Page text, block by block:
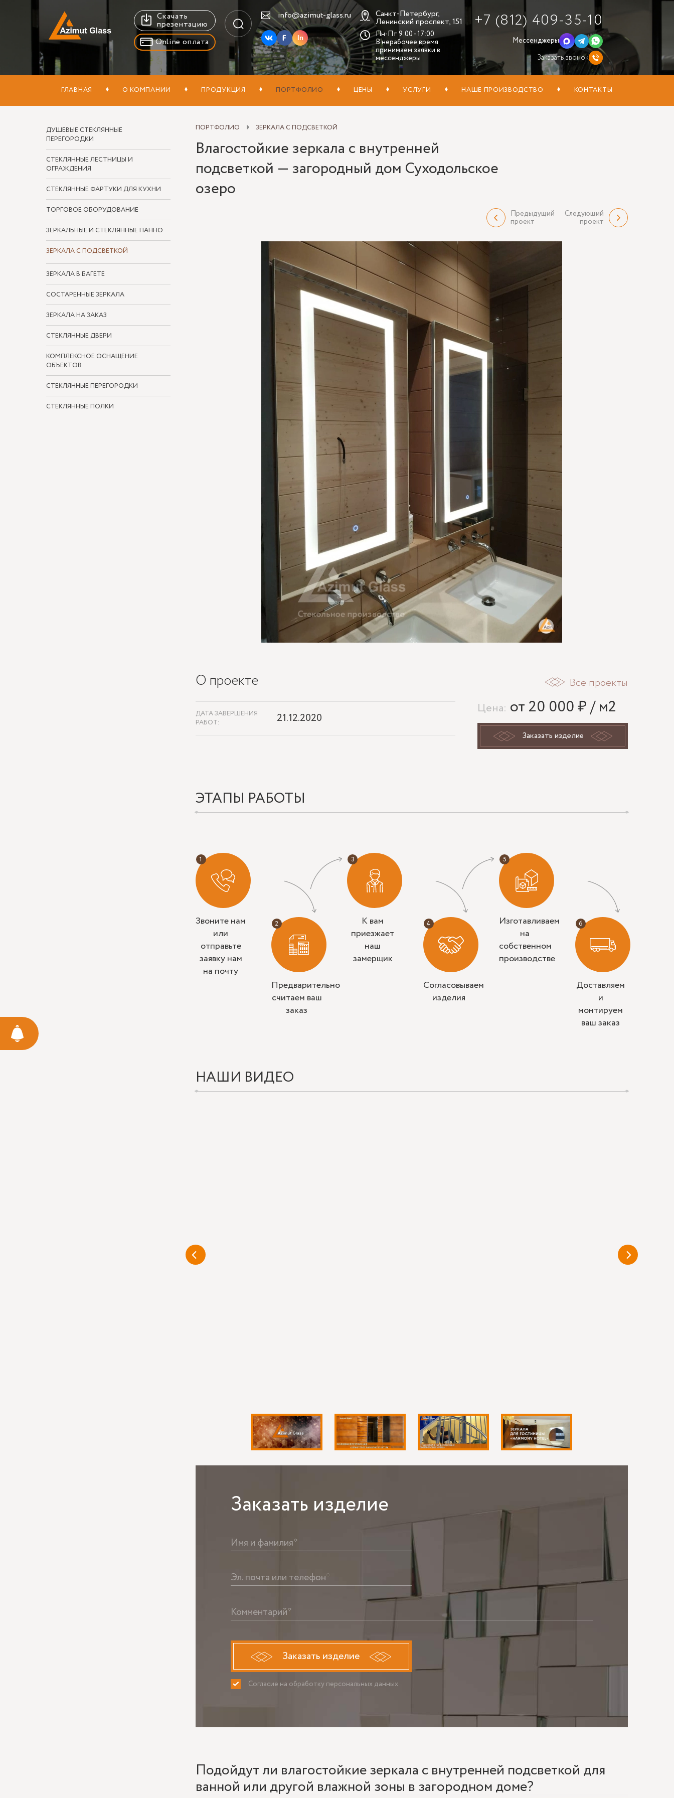
Скачать
презентацию
Online оплата
info@azimut-glass.ru
In
Санкт-Петербург,
Ленинский проспект, 151
Пн-Пт 9:00 - 17:00
В нерабочее время
принимаем заявки в
мессенджеры
+7 (812) 409-35-10
Мессенджеры
Заказать звонок
ГЛАВНАЯ О КОМПАНИИ ПРОДУКЦИЯ ПОРТФОЛИО ЦЕНЫ УСЛУГИ НАШЕ ПРОИЗВОДСТВО КОНТАКТЫ
ДУШЕВЫЕ СТЕКЛЯННЫЕ
ПЕРЕГОРОДКИ
СТЕКЛЯННЫЕ ЛЕСТНИЦЫ И
ОГРАЖДЕНИЯ
СТЕКЛЯННЫЕ ФАРТУКИ ДЛЯ КУХНИ
ТОРГОВОЕ ОБОРУДОВАНИЕ
ЗЕРКАЛЬНЫЕ И СТЕКЛЯННЫЕ ПАННО
ЗЕРКАЛА С ПОДСВЕТКОЙ
ЗЕРКАЛА В БАГЕТЕ
СОСТАРЕННЫЕ ЗЕРКАЛА
ЗЕРКАЛА НА ЗАКАЗ
СТЕКЛЯННЫЕ ДВЕРИ
КОМПЛЕКСНОЕ ОСНАЩЕНИЕ
ОБЪЕКТОВ
СТЕКЛЯННЫЕ ПЕРЕГОРОДКИ
СТЕКЛЯННЫЕ ПОЛКИ
ПОРТФОЛИО ЗЕРКАЛА С ПОДСВЕТКОЙ
Влагостойкие зеркала с внутренней
подсветкой — загородный дом Суходольское
озеро
Предыдущий
проект
Следующий
проект
Все проекты
Цена: от 20 000 ₽ / м2
Заказать изделие
О проекте
ДАТА ЗАВЕРШЕНИЯ
РАБОТ:
21.12.2020
ЭТАПЫ РАБОТЫ
Звоните нам
или
отправьте
заявку нам
на почту
Предварительно
считаем ваш
заказ
К вам
приезжает
наш
замерщик
Согласовываем
изделия
Изготавливаем
на
собственном
производстве
Доставляем
и
монтируем
ваш заказ
НАШИ ВИДЕО
Заказать изделие
Имя и фамилия*
Эл. почта или телефон*
Комментарий*
Заказать изделие
Согласие на обработку персональных данных
ПРИНИМАЮ
Подойдут ли влагостойкие зеркала с внутренней подсветкой для
ванной или другой влажной зоны в загородном доме?